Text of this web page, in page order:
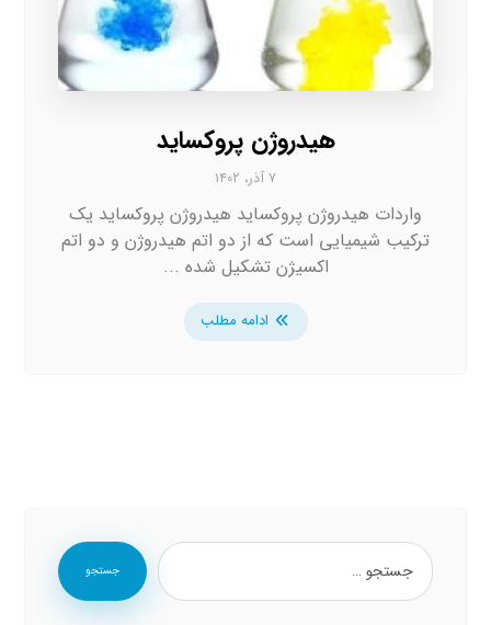
هیدروژن پروکساید
۷ آذر، ۱۴۰۲
واردات هیدروژن پروکساید هیدروژن پروکساید یک
ترکیب شیمیایی است که از دو اتم هیدروژن و دو اتم
اکسیژن تشکیل شده ...
ادامه مطلب
جستجو